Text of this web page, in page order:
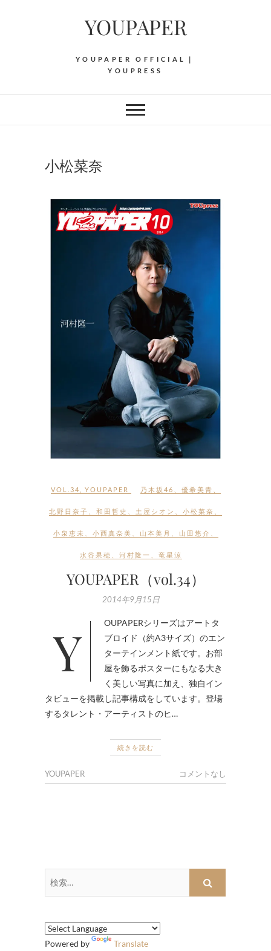
YOUPAPER
YOUPAPER OFFICIAL｜
YOUPRESS
小松菜奈
VOL.34 YOUPAPER 乃木坂46 優希美青
北野日奈子 和田哲史 土屋シオン 小松菜奈
小泉恵未 小西真奈美 山本美月 山田悠介
水谷果穂 河村隆一 竜星涼
YOUPAPER（vol.34）
2014年9月15日
YOUPAPERシリーズはアートタ
ブロイド（約A3サイズ）のエン
ターテインメント紙です。お部
屋を飾るポスターにもなる大き
く美しい写真に加え、独自イン
タビューを掲載し記事構成をしています。登場
するタレント・アーティストのヒ…
続きを読む
YOUPAPER コメントなし
Powered by Translate